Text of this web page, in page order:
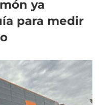
ya
para medir